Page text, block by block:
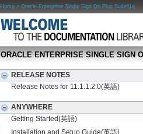
Home > Oracle Enterprise Single Sign On Plus Suite11g
ORACLE ENTERPRISE SINGLE SIGN
RELEASE NOTES
Release Notes for 11.1.1.2.0(英語)
ANYWHERE
Getting Started(英語)
Installation and Setup Guide(英語)